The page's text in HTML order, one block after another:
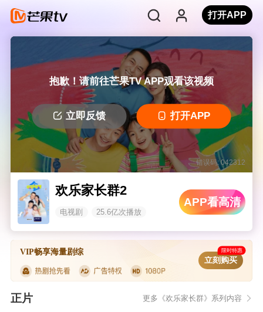
打开APP
抱歉！请前往芒果TV APP观看该视频
立即反馈 打开APP
错误码: 042312
欢乐家长群2
电视剧 25.6亿次播放
APP看高清
VIP畅享海量剧综 限时特惠
立刻购买
正片 更多《欢乐家长群》系列内容